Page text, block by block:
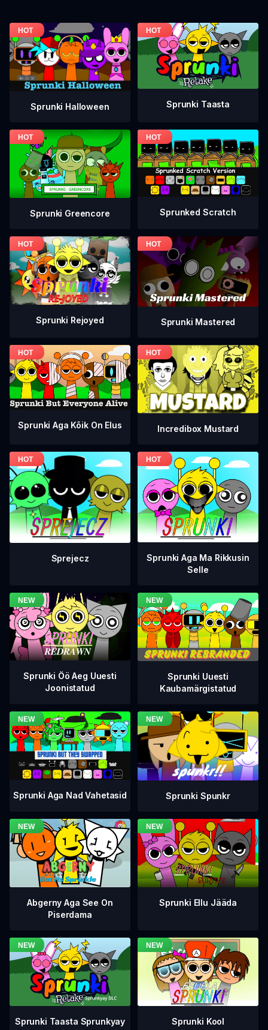
Sprunki Halloween Sprunki Taasta
Sprunki Greencore Sprunked Scratch
Sprunki Rejoyed Sprunki Mastered
Sprunki Aga Kõik On Elus Incredibox Mustard
Sprejecz
Sprunki Aga Ma Rikkusin
Selle
Sprunki Öö Aeg Uuesti
Joonistatud
Sprunki Uuesti
Kaubamärgistatud
Sprunki Aga Nad Vahetasid Sprunki Spunkr
Abgerny Aga See On
Piserdama
Sprunki Ellu Jääda
Sprunki Taasta Sprunkyay
Sprunki Kool